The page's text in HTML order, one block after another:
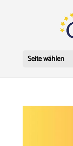
Seite wählen